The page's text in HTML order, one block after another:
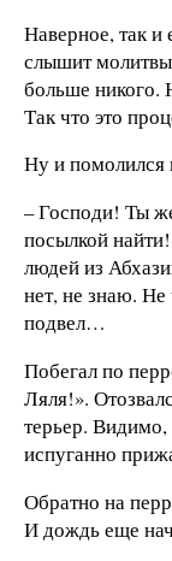
Наверное, так и
слышит
больше никого.
Так что это
Ну и помолился
– Господи! Ты
посылкой
людей из
нет, не знаю.
подвел…
Побегал по
Ляля!».
терьер.
испуганно
Обратно на
И дождь еще